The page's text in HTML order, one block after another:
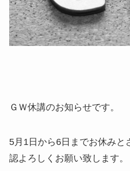
ＧＷ休講のお知らせです。
5月1日から6日までお休みと
認よろしくお願い致します。